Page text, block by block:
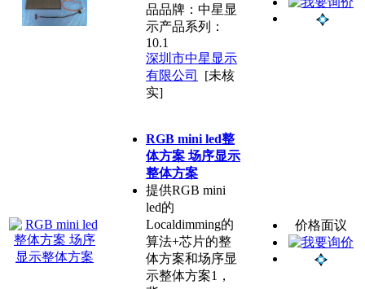
品品牌：中星显
示产品系列：
10.1
深圳市中星显示
有限公司
[未核
实]
RGB mini led整
体方案 场序显示
整体方案
提供RGB mini
led的
Localdimming的
算法+芯片的整
体方案和场序显
示整体方案1，
价格面议